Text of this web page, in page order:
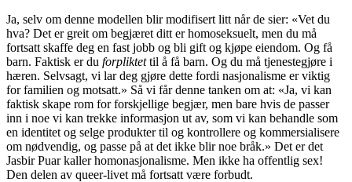
Ja, selv om denne modellen blir modifisert litt når de sier: «Vet du
hva? Det er greit om begjæret ditt er homoseksuelt, men du må
fortsatt skaffe deg en fast jobb og bli gift og kjøpe eiendom. Og få
barn. Faktisk er du forpliktettil å få barn. Og du må tjenestegjøre i
hæren. Selvsagt, vi lar deg gjøre dette fordi nasjonalisme er viktig
for familien og motsatt.» Så vi får denne tanken om at: «Ja, vi kan
faktisk skape rom for forskjellige begjær, men bare hvis de passer
inn i noe vi kan trekke informasjon ut av, som vi kan behandle som
en identitet og selge produkter til og kontrollere og kommersialisere
om nødvendig, og passe på at det ikke blir noe bråk.» Det er det
Jasbir Puar kaller homonasjonalisme. Men ikke ha offentlig sex!
Den delen av queer-livet må fortsatt være forbudt.